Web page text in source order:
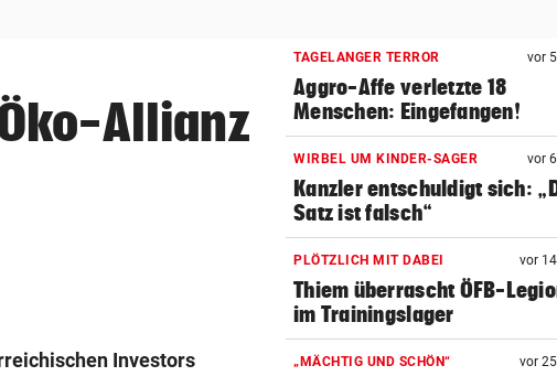
Allianz
Investors
TAGELANGER TERROR vor
Aggro-Affe verletzte 18
Menschen: Eingefangen!
WIRBEL UM KINDER-SAGER vor
Kanzler entschuldigt sich:
Satz ist falsch“
PLÖTZLICH MIT DABEI vor
Thiem überrascht ÖFB-
im Trainingslager
„MÄCHTIG UND SCHÖN“ vor